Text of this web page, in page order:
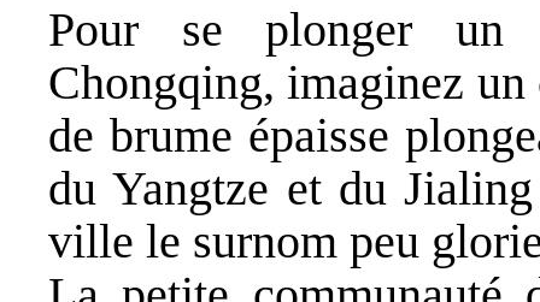
Pour se plonger un
Chongqing, imaginez
de brume épaisse
du Yangtze et du
ville le surnom peu